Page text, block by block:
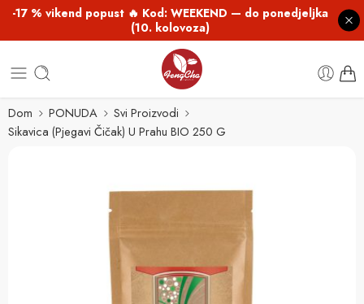
-17 % vikend popust 🔥 Kod: WEEKEND — do ponedjeljka
(10. kolovoza)
Dom PONUDA
Svi Proizvodi
Sikavica (Pjegavi Čičak) U Prahu BIO 250 G